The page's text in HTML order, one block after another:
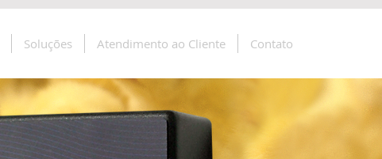
Soluções Atendimento ao Cliente Contato